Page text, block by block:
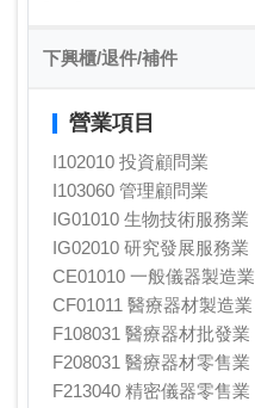
下興櫃/退件/補件
營業項目
I102010 投資顧問業
I103060 管理顧問業
IG01010 生物技術服務業
IG02010 研究發展服務業
CE01010 一般儀器製造業
CF01011 醫療器材製造業
F108031 醫療器材批發業
F208031 醫療器材零售業
F213040 精密儀器零售業